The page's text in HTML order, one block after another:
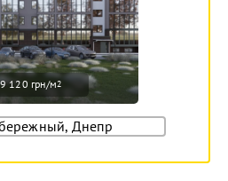
120 грн/м2
Днепр